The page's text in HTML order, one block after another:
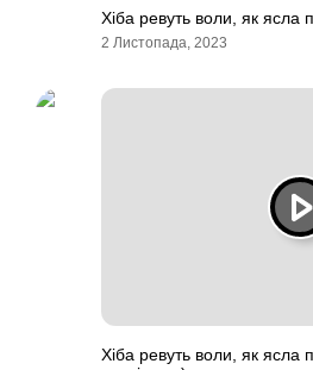
Хіба ревуть воли, як ясла
2 Листопада, 2023
Хіба ревуть воли, як ясла